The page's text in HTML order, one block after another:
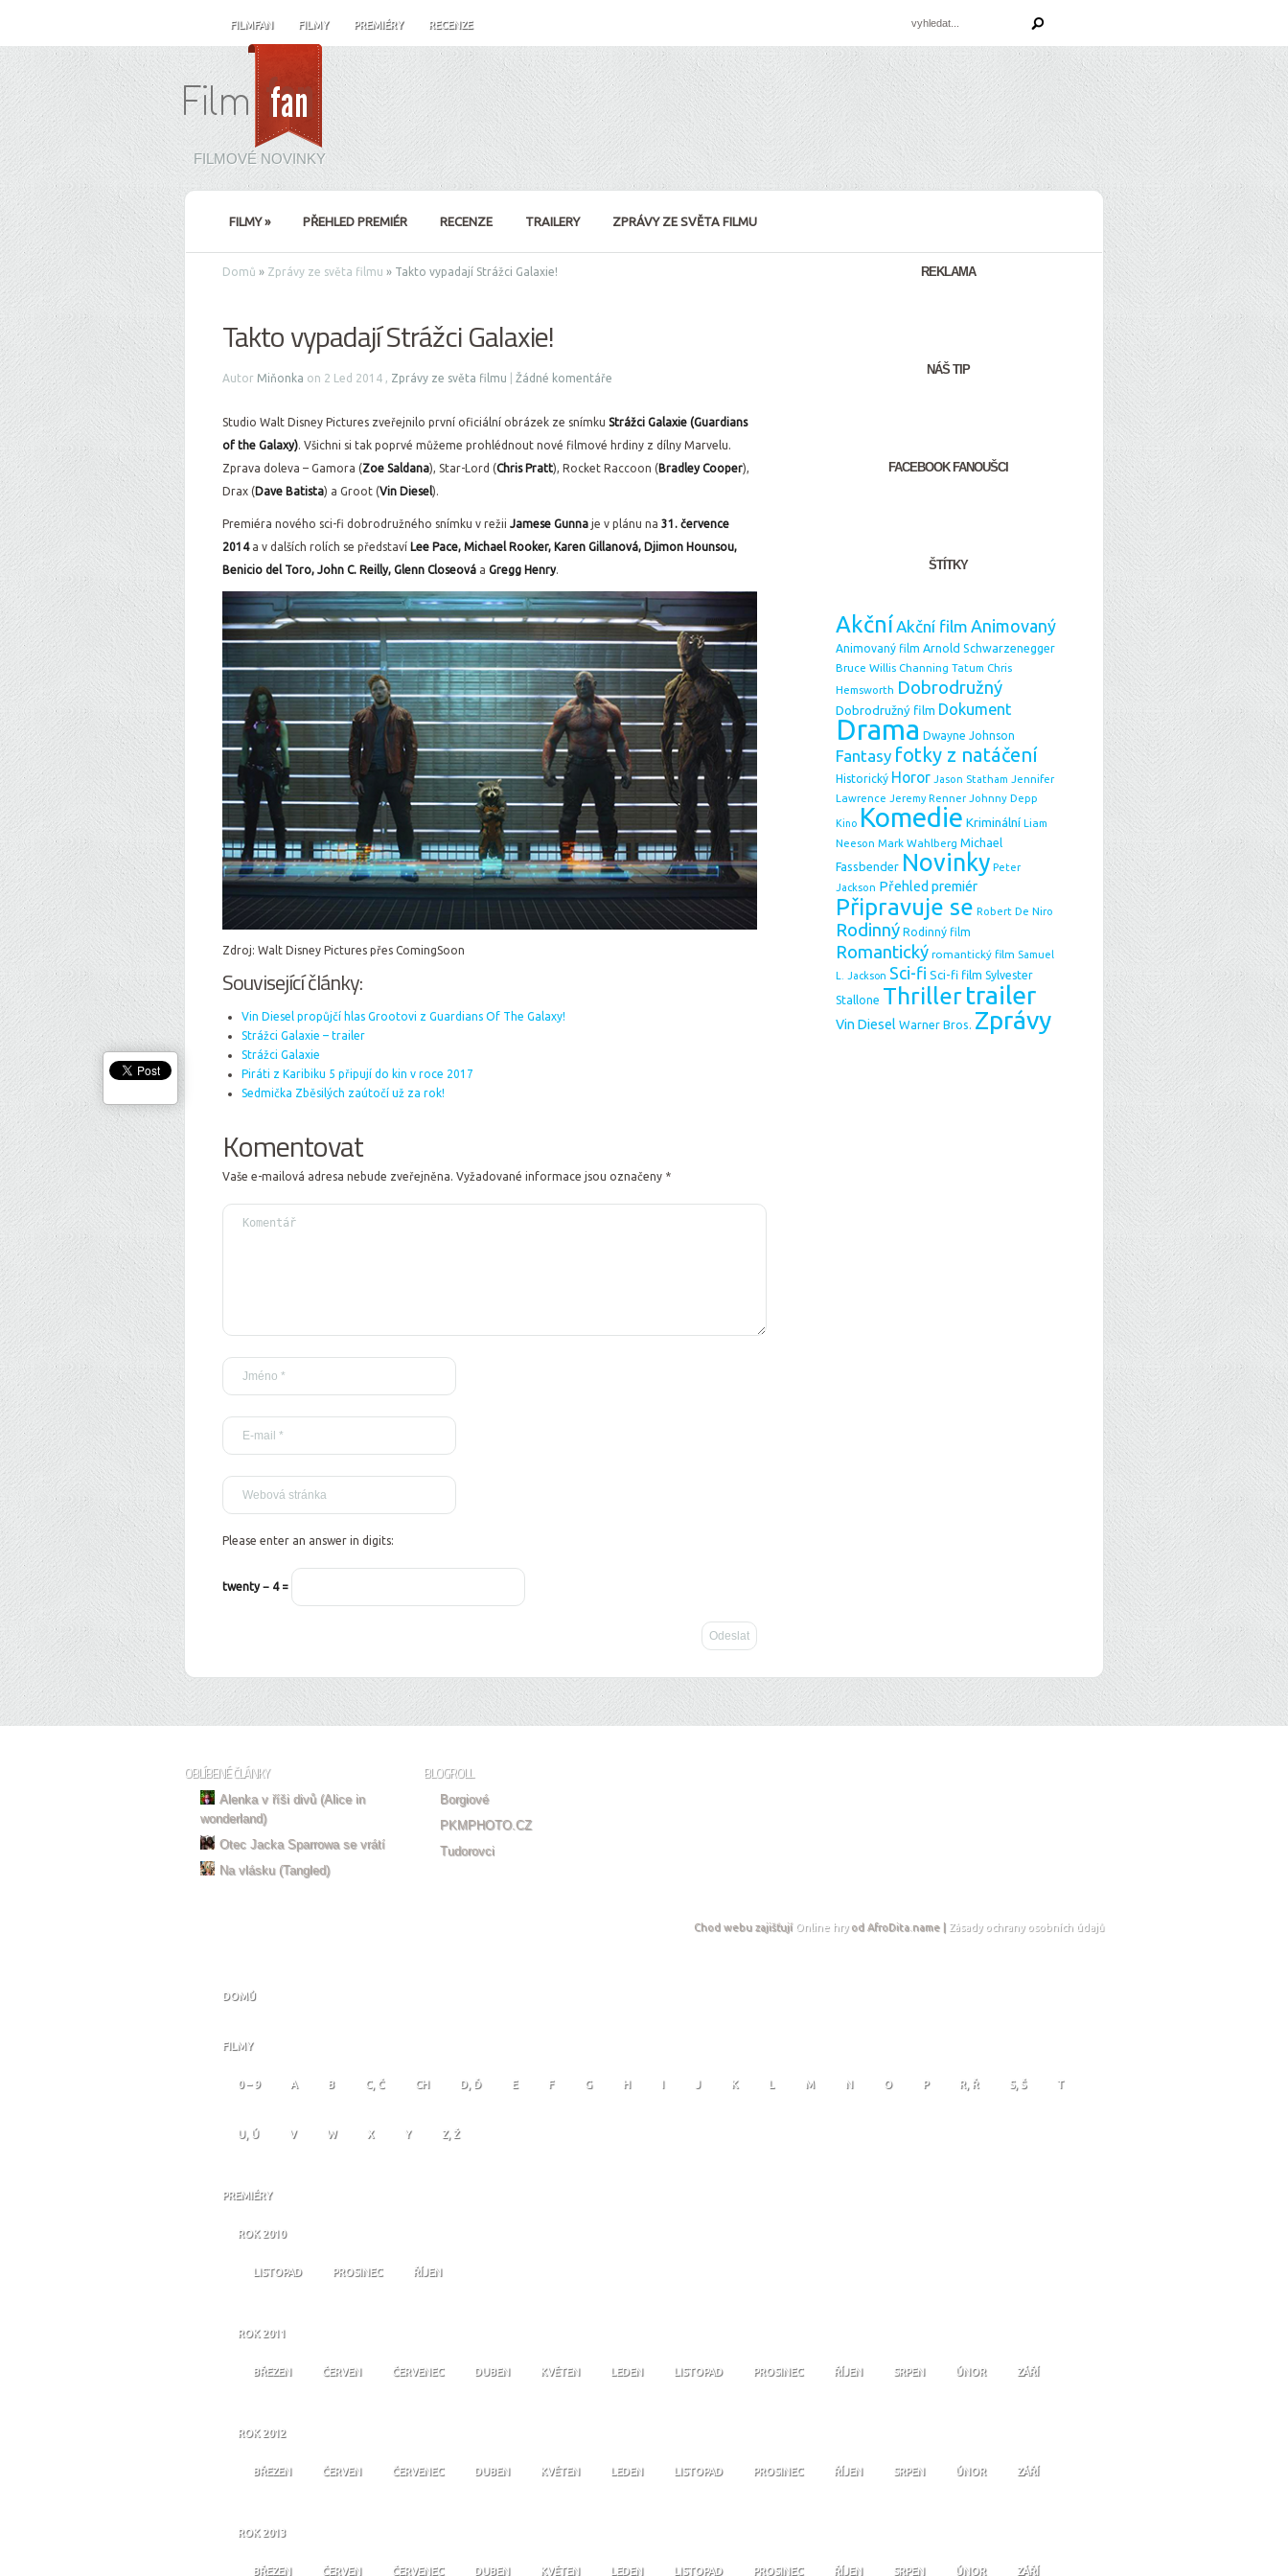
FILMFAN FILMY PREMIÉRY RECENZE
FILMOVÉ NOVINKY
FILMY» PŘEHLED PREMIÉR RECENZE TRAILERY ZPRÁVY ZE SVĚTA FILMU
Domů » Zprávy ze světa filmu » Takto vypadají Strážci Galaxie!
Takto vypadají Strážci Galaxie!
Autor Miňonka on 2 Led 2014 , Zprávy ze světa filmu Žádné komentáře
Studio Walt Disney Pictures zveřejnilo první oficiální obrázek ze snímku Strážci Galaxie (Guardians
of the Galaxy). Všichni si tak poprvé můžeme prohlédnout nové filmové hrdiny z dílny Marvelu.
Zprava doleva – Gamora (Zoe Saldana), Star-Lord (Chris Pratt), Rocket Raccoon (Bradley Cooper),
Drax (Dave Batista) a Groot (Vin Diesel).
Premiéra nového sci-fi dobrodružného snímku v režii Jamese Gunna je v plánu na 31. července
2014a v dalších rolích se představí Lee Pace, Michael Rooker, Karen Gillanová, Djimon Hounsou,
Benicio del Toro, John C. Reilly, Glenn Closeová a Gregg Henry.
Zdroj: Walt Disney Pictures přes ComingSoon
Související články:
Vin Diesel propůjčí hlas Grootovi z Guardians Of The Galaxy!
Strážci Galaxie – trailer
Strážci Galaxie
Piráti z Karibiku 5 připují do kin v roce 2017
Sedmička Zběsilých zaútočí už za rok!
Komentovat
Vaše e-mailová adresa nebude zveřejněna. Vyžadované informace jsou označeny *
Please enter an answer in digits:
twenty − 4 =
REKLAMA
NÁŠ TIP
FACEBOOK FANOUŠCI
ŠTÍTKY
AkčníAkční film Animovaný
Animovaný film Arnold Schwarzenegger
Bruce Willis Channing Tatum Chris
Hemsworth Dobrodružný
Dobrodružný film Dokument
Drama Dwayne Johnson
Fantasy fotky z natáčení
Historický Horor Jason Statham Jennifer
Lawrence Jeremy Renner Johnny Depp
Kino Komedie Kriminální Liam
Neeson Mark Wahlberg Michael
Fassbender Novinky Peter
Jackson Přehled premiér
Připravuje se Robert De Niro
Rodinný Rodinný film
Romantický romantický film Samuel
L. Jackson Sci-fi Sci-fi film Sylvester
Stallone Thrillertrailer
Vin Diesel Warner Bros. Zprávy
OBLÍBENÉ ČLÁNKY
Alenka v říši divů (Alice in
wonderland)
Otec Jacka Sparrowa se vrátí
Na vlásku (Tangled)
BLOGROLL
Borgiové
PKMPHOTO.CZ
Tudorovci
Chod webu zajišťují Online hryod AfroDita.name | Zásady ochrany osobních údajů
DOMŮ
FILMY
0 – 9 A B C, Č CH D, Ď E F G H I J K L M N O P R, Ř S, Š T
U, Ú V W X Y Z, Ž
PREMIÉRY
ROK 2010
LISTOPAD PROSINEC ŘÍJEN
ROK 2011
BŘEZEN ČERVEN ČERVENEC DUBEN KVĚTEN LEDEN LISTOPAD PROSINEC ŘÍJEN SRPEN ÚNOR ZÁŘÍ
ROK 2012
BŘEZEN ČERVEN ČERVENEC DUBEN KVĚTEN LEDEN LISTOPAD PROSINEC ŘÍJEN SRPEN ÚNOR ZÁŘÍ
ROK 2013
BŘEZEN ČERVEN ČERVENEC DUBEN KVĚTEN LEDEN LISTOPAD PROSINEC ŘÍJEN SRPEN ÚNOR ZÁŘÍ